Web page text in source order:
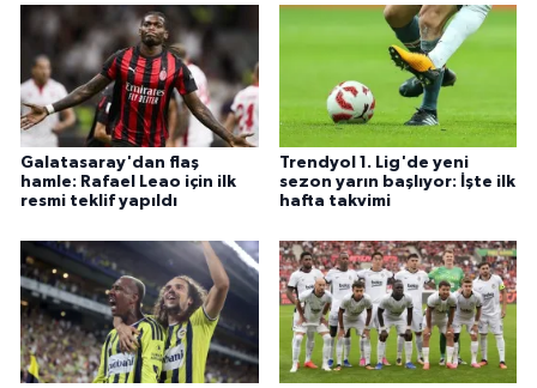
Galatasaray'dan flaş
hamle: Rafael Leao için ilk
resmi teklif yapıldı
Trendyol 1. Lig'de yeni
sezon yarın başlıyor: İşte ilk
hafta takvimi